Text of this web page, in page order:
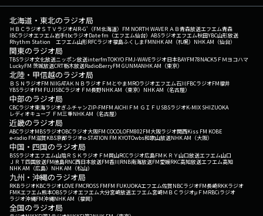
北海道・東北のラジオ局
ＨＢＣラジオＳＴＶラジオAIR-G'（FM北海道） FM NORTH WAVEＲＡＢ青森放送エフエム青森
IBCラジオエフエム岩手tbcラジオDate fm（エフエム仙台） ABSラジオエフエム秋田YBC山形放送
Rhythm Station エフエム山形RFCラジオ福島ふくしまFMNHK AM（札幌） NHK AM（仙台）
関東のラジオ局
TBSラジオ文化放送ニッポン放送interfmTOKYO FMJ-WAVEラジオ日本BAYFM78NACK5 ＦＭヨコハマ
LuckyFM 茨城放送CRT栃木放送RadioBerryFM GUNMANHK AM（東京）
北陸・甲信越のラジオ局
ＢＳＮラジオFM NIIGATAＫＮＢラジオ ＦＭとやまMROラジオエフエム石川FBCラジオFM福井
YBSラジオFM FUJISBCラジオ ＦＭ長野NHK AM（東京） NHK AM（名古屋）
中部のラジオ局
CBCラジオ東海ラジオぎふチャンZIP-FMFM AICHI ＦＭ ＧＩＦＵ SBSラジオK-MIX SHIZUOKA
レディオキューブ ＦＭ三重NHK AM（名古屋）
近畿のラジオ局
ABCラジオMBSラジオOBCラジオ大阪FM COCOLOFM802FM大阪ラジオ関西Kiss FM KOBE
e-radio FM滋賀KBS京都ラジオα-STATION FM KYOTOwbs和歌山放送NHK AM（大阪）
中国・四国のラジオ局
BSSラジオエフエム山陰ＲＳＫラジオ ＦＭ岡山RCCラジオ広島FM ＫＲＹ山口放送エフエム山口
ＪＲＴ四国放送FM徳島RNC西日本放送FM香川RNB南海放送FM愛媛RKC高知放送エフエム高知
NHK AM（広島） NHK AM（松山）
九州・沖縄のラジオ局
RKBラジオKBCラジオLOVE FMCROSS FMFM FUKUOKAエフエム佐賀NBCラジオFM長崎RKKラジオ
FMKエフエム熊本OBSラジオエフエム大分宮崎放送エフエム宮崎ＭＢＣラジオμＦＭRBCiラジオ
ラジオ沖縄FM沖縄NHK AM（福岡）
全国のラジオ局